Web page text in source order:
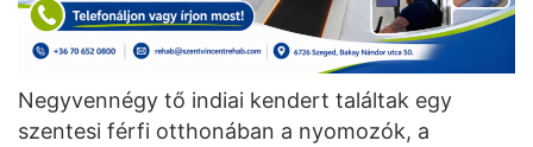
Negyvennégy tő indiai kendert találtak egy
szentesi férfi otthonában a nyomozók, a